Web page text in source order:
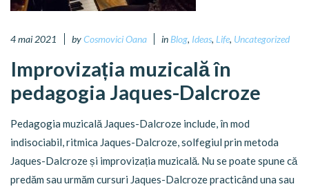
4 mai 2021 byCosmovici Oana in Blog, Ideas, Life, Uncategorized
Improvizația muzicală în
pedagogia Jaques-Dalcroze
Pedagogia muzicală Jaques-Dalcroze include, în mod
indisociabil, ritmica Jaques-Dalcroze, solfegiul prin metoda
Jaques-Dalcroze și improvizația muzicală. Nu se poate spune că
predăm sau urmăm cursuri Jaques-Dalcroze practicând una sau